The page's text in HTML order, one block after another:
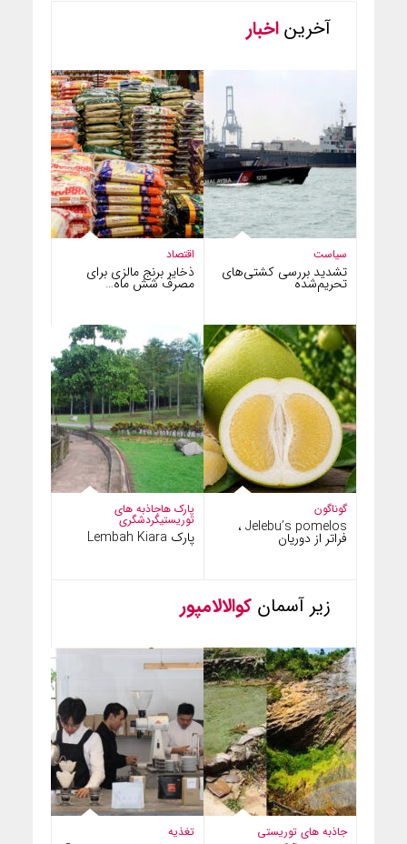
آخریناخبار
اقتصاد
ذخایر برنج مالزی برای
مصرف شش ماه…
سیاست
تشدید بررسی کشتی‌های
تحریم‌شده
پارک هاجاذبه های
توریستیگردشگری
پارک Lembah Kiara
گوناگون
Jelebu’s pomelos ،
فراتر از دوریان
زیر آسمان کوالالامپور
تغذیه جاذبه های توریستی